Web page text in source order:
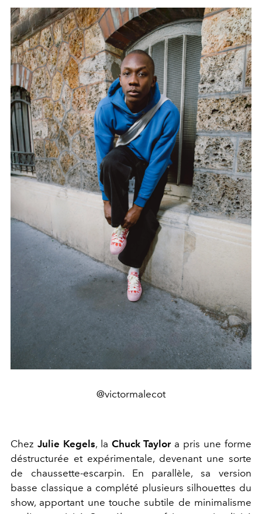
@victormalecot
Chez Julie Kegels, la Chuck Taylora pris une forme
déstructurée et expérimentale, devenant une sorte
de chaussette-escarpin. En parallèle, sa version
basse classique a complété plusieurs silhouettes du
show, apportant une touche subtile de minimalisme